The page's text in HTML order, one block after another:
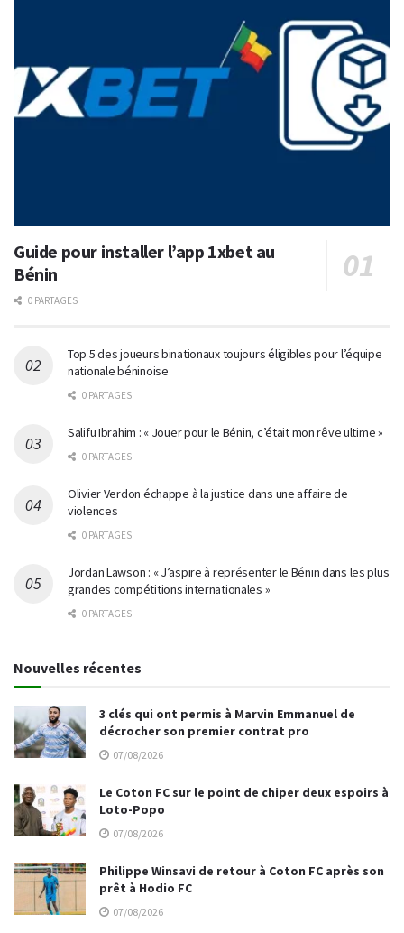
Guide pour installer l’app 1xbet au
Bénin
0 PARTAGES
Top 5 des joueurs binationaux toujours éligibles pour l’équipe
nationale béninoise
0 PARTAGES
Salifu Ibrahim : « Jouer pour le Bénin, c’était mon rêve ultime »
0 PARTAGES
Olivier Verdon échappe à la justice dans une affaire de
violences
0 PARTAGES
Jordan Lawson : « J’aspire à représenter le Bénin dans les plus
grandes compétitions internationales »
0 PARTAGES
Nouvelles récentes
3 clés qui ont permis à Marvin Emmanuel de
décrocher son premier contrat pro
07/08/2026
Le Coton FC sur le point de chiper deux espoirs à
Loto-Popo
07/08/2026
Philippe Winsavi de retour à Coton FC après son
prêt à Hodio FC
07/08/2026